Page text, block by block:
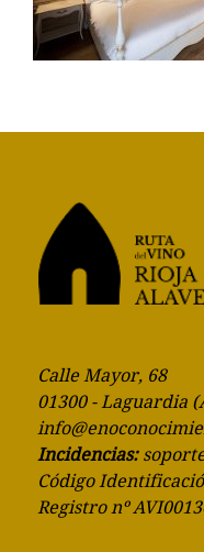
Calle Mayor, 68
01300 - Laguardia
Incidencias:
Código
Registro nº